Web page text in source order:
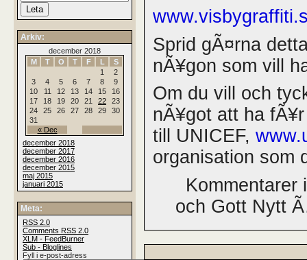
Sprid gÃ¤rna
nÃ¥gon som vill
Om du vill och
nÃ¥got att ha
till UNICEF,
organisation som
Kommentarer
och Gott Nytt
Arkiv:
december 2018
M
T O T F L S
« Dec
1
2
3
4 5 6 7 8
9
10
11 12 13 14 15
16
17
18 19 20 21 22
23
24
25 26 27 28 29
30
31
december 2018
december 2017
december 2016
december 2015
maj 2015
januari 2015
Meta:
RSS 2.0
Comments RSS 2.0
XLM - FeedBurner
Sub - Bloglines
Fyll i e-post-adress